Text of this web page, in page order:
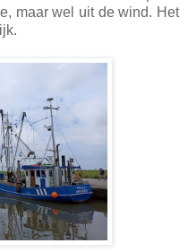
maar wel uit de wind. Het